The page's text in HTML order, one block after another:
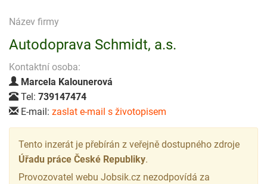
Název firmy
Autodoprava Schmidt, a.s.
Kontaktní osoba:
Marcela Kalounerová
Tel: 739147474
E-mail: zaslat e-mail s životopisem
Tento inzerát je přebírán z veřejně dostupného zdroje
Úřadu práce České Republiky.
Provozovatel webu Jobsik.cz nezodpovídá za